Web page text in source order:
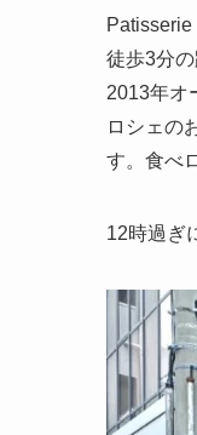
徒歩3分の
2013年オ
ロシェの
す。食べ
12時過ぎ